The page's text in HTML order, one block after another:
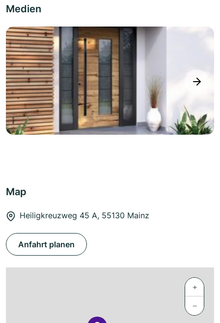
Medien
next
Map
Heiligkreuzweg 45 A, 55130 Mainz
Anfahrt planen
+
−